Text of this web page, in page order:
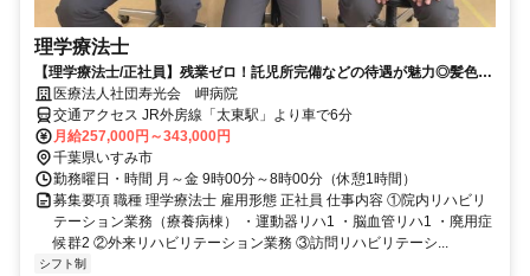
理学療法士
【理学療法士/正社員】残業ゼロ！託児所完備などの待遇が魅力◎髪色自
由♪ 医療法人社団寿光会 岬病院
交通アクセス JR外房線「太東駅」より車で6分
月給257,000円～343,000円
千葉県いすみ市
勤務曜日・時間 月～金 9時00分～8時00分（休憩1時間）
募集要項 職種 理学療法士 雇用形態 正社員 仕事内容 ①院内リハビリ
テーション業務（療養病棟） ・運動器リハ1 ・脳血管リハ1 ・廃用症
候群2 ②外来リハビリテーション業務 ③訪問リハビリテーシ...
シフト制